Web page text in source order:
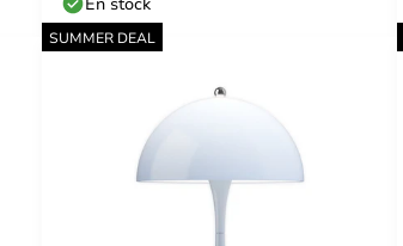
SUMMER DEAL